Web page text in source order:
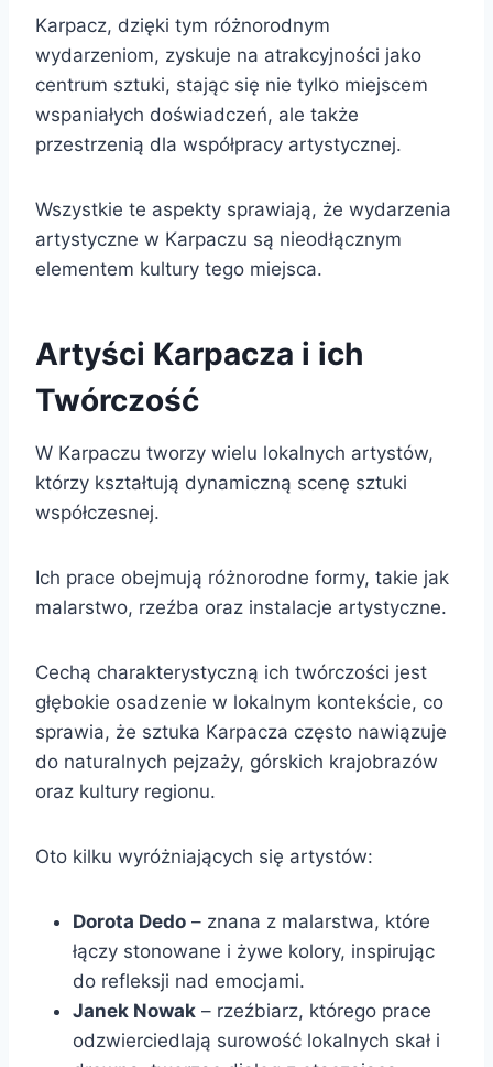
Karpacz, dzięki tym różnorodnym
wydarzeniom, zyskuje na atrakcyjności jako
centrum sztuki, stając się nie tylko miejscem
wspaniałych doświadczeń, ale także
przestrzenią dla współpracy artystycznej.
Wszystkie te aspekty sprawiają, że wydarzenia
artystyczne w Karpaczu są nieodłącznym
elementem kultury tego miejsca.
Artyści Karpacza i ich
Twórczość
W Karpaczu tworzy wielu lokalnych artystów,
którzy kształtują dynamiczną scenę sztuki
współczesnej.
Ich prace obejmują różnorodne formy, takie jak
malarstwo, rzeźba oraz instalacje artystyczne.
Cechą charakterystyczną ich twórczości jest
głębokie osadzenie w lokalnym kontekście, co
sprawia, że sztuka Karpacza często nawiązuje
do naturalnych pejzaży, górskich krajobrazów
oraz kultury regionu.
Oto kilku wyróżniających się artystów:
Dorota Dedo – znana z malarstwa, które
łączy stonowane i żywe kolory, inspirując
do refleksji nad emocjami.
Janek Nowak – rzeźbiarz, którego prace
odzwierciedlają surowość lokalnych skał i